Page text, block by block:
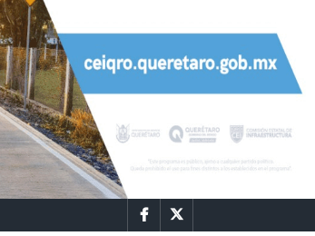
FacebookTwitter